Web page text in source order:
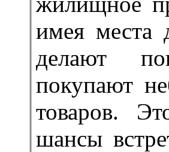
имея места
делают
покупают
товаров.
шансы